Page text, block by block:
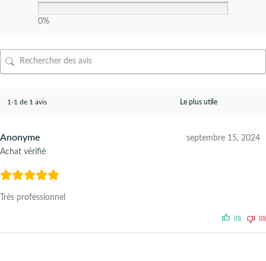
0%
1-1 de 1 avis
Anonyme
Achat vérifié
septembre 15, 2024
Très professionnel
(0) (0)